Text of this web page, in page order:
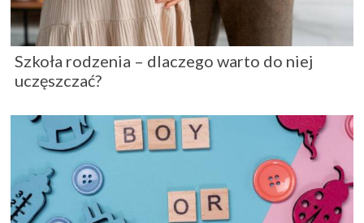
Szkoła rodzenia – dlaczego warto do niej
uczęszczać?